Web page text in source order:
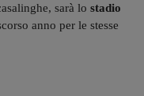
sarà lo stadio
anno per le stesse